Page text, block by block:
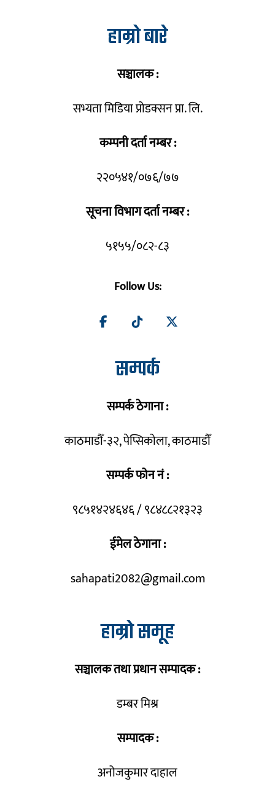
हाम्रो बारे
सञ्चालक :
सभ्यता मिडिया प्रोडक्सन प्रा. लि.
कम्पनी दर्ता नम्बर :
२२०५४१/०७६/७७
सूचना विभाग दर्ता नम्बर :
५१५५/०८२-८३
Follow Us:
सम्पर्क
सम्पर्क ठेगाना :
काठमाडौँ-३२, पेप्सिकोला, काठमाडौँ
सम्पर्क फोन नं :
९८५१४२४६४६ / ९८४८८२१३२३
ईमेल ठेगाना :
sahapati2082@gmail.com
हाम्रो समूह
सञ्चालक तथा प्रधान सम्पादक :
डम्बर मिश्र
सम्पादक :
अनोजकुमार दाहाल